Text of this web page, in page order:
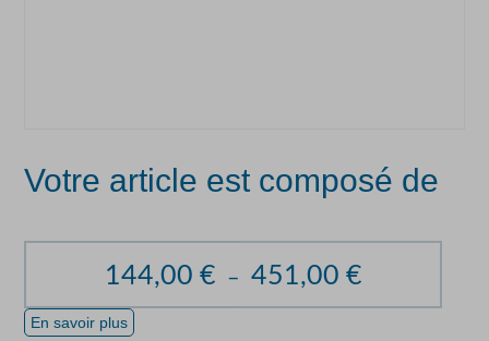
Votre article est composé de
144,00 € – 451,00 €
En savoir plus